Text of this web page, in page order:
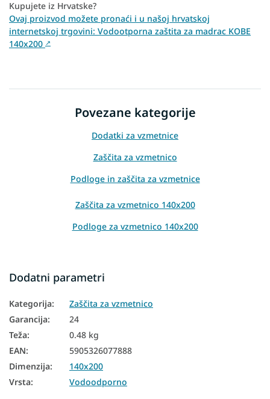
Kupujete iz Hrvatske?
Ovaj proizvod možete pronaći i u našoj hrvatskoj
internetskoj trgovini: Vodootporna zaštita za madrac KOBE
140x200 ↗
Povezane kategorije
Dodatki za vzmetnice
Zaščita za vzmetnico
Podloge in zaščita za vzmetnice
Zaščita za vzmetnico 140x200
Podloge za vzmetnico 140x200
Dodatni parametri
Kategorija:
Zaščita za vzmetnico
Garancija:
24
Teža:
0.48 kg
EAN:
5905326077888
Dimenzija:
140x200
Vrsta: Vodoodporno